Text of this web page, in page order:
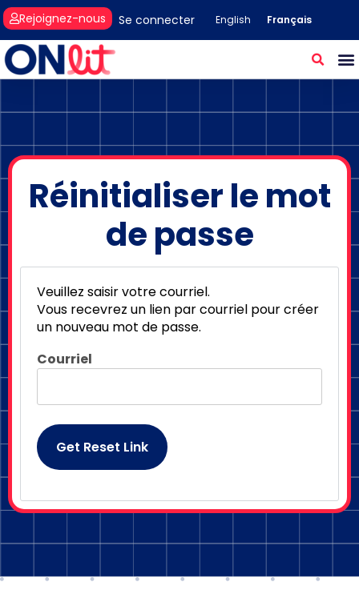
Se connecter
Rejoignez-nous English Français
Réinitialiser le mot
de passe
Veuillez saisir votre courriel.
Vous recevrez un lien par courriel pour créer
un nouveau mot de passe.
Courriel